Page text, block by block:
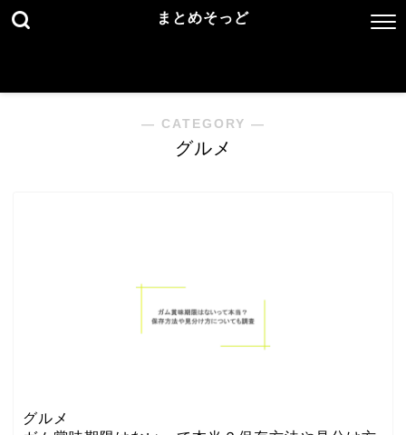
まとめそっど
― CATEGORY ―
グルメ
グルメ